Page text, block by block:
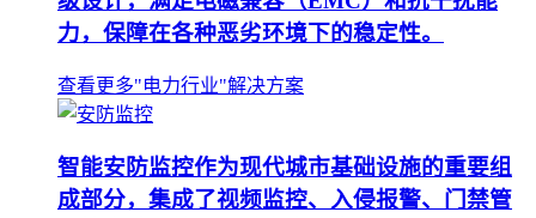
力，保障在各种恶劣环境下的稳定性。
查看更多"电力行业"解决方案
智能安防监控作为现代城市基础设施的重要组
成部分，集成了视频监控、入侵报警、门禁管